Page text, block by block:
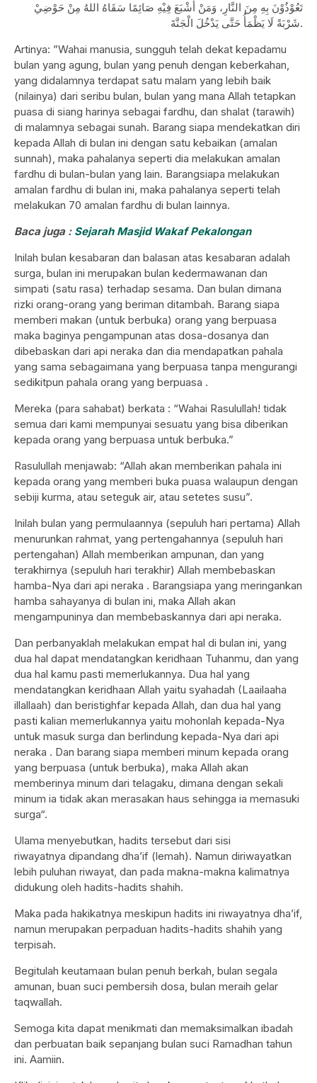
تَعُوْذُوْنَ بِهِ مِنَ النَّارِ، وَمَنْ أَشْبَعَ فِيْهِ صَائِمًا سَقَاهُ اللهُ مِنْ حَوْضِيْ
شَرْبَةً لَا يَظْمَأُ حَتَّى يَدْخُلَ الْجَنَّةَ.
Artinya: ”Wahai manusia, sungguh telah dekat kepadamu
bulan yang agung, bulan yang penuh dengan keberkahan,
yang didalamnya terdapat satu malam yang lebih baik
(nilainya) dari seribu bulan, bulan yang mana Allah tetapkan
puasa di siang harinya sebagai fardhu, dan shalat (tarawih)
di malamnya sebagai sunah. Barang siapa mendekatkan diri
kepada Allah di bulan ini dengan satu kebaikan (amalan
sunnah), maka pahalanya seperti dia melakukan amalan
fardhu di bulan-bulan yang lain. Barangsiapa melakukan
amalan fardhu di bulan ini, maka pahalanya seperti telah
melakukan 70 amalan fardhu di bulan lainnya.
Baca juga : Sejarah Masjid Wakaf Pekalongan
Inilah bulan kesabaran dan balasan atas kesabaran adalah
surga, bulan ini merupakan bulan kedermawanan dan
simpati (satu rasa) terhadap sesama. Dan bulan dimana
rizki orang-orang yang beriman ditambah. Barang siapa
memberi makan (untuk berbuka) orang yang berpuasa
maka baginya pengampunan atas dosa-dosanya dan
dibebaskan dari api neraka dan dia mendapatkan pahala
yang sama sebagaimana yang berpuasa tanpa mengurangi
sedikitpun pahala orang yang berpuasa .
Mereka (para sahabat) berkata : “Wahai Rasulullah! tidak
semua dari kami mempunyai sesuatu yang bisa diberikan
kepada orang yang berpuasa untuk berbuka.”
Rasulullah menjawab: “Allah akan memberikan pahala ini
kepada orang yang memberi buka puasa walaupun dengan
sebiji kurma, atau seteguk air, atau setetes susu”.
Inilah bulan yang permulaannya (sepuluh hari pertama) Allah
menurunkan rahmat, yang pertengahannya (sepuluh hari
pertengahan) Allah memberikan ampunan, dan yang
terakhirnya (sepuluh hari terakhir) Allah membebaskan
hamba-Nya dari api neraka . Barangsiapa yang meringankan
hamba sahayanya di bulan ini, maka Allah akan
mengampuninya dan membebaskannya dari api neraka.
Dan perbanyaklah melakukan empat hal di bulan ini, yang
dua hal dapat mendatangkan keridhaan Tuhanmu, dan yang
dua hal kamu pasti memerlukannya. Dua hal yang
mendatangkan keridhaan Allah yaitu syahadah (Laailaaha
illallaah) dan beristighfar kepada Allah, dan dua hal yang
pasti kalian memerlukannya yaitu mohonlah kepada-Nya
untuk masuk surga dan berlindung kepada-Nya dari api
neraka . Dan barang siapa memberi minum kepada orang
yang berpuasa (untuk berbuka), maka Allah akan
memberinya minum dari telagaku, dimana dengan sekali
minum ia tidak akan merasakan haus sehingga ia memasuki
surga“.
Ulama menyebutkan, hadits tersebut dari sisi
riwayatnya dipandang dha’if (lemah). Namun diriwayatkan
lebih puluhan riwayat, dan pada makna-makna kalimatnya
didukung oleh hadits-hadits shahih.
Maka pada hakikatnya meskipun hadits ini riwayatnya dha’if,
namun merupakan perpaduan hadits-hadits shahih yang
terpisah.
Begitulah keutamaan bulan penuh berkah, bulan segala
amunan, buan suci pembersih dosa, bulan meraih gelar
taqwallah.
Semoga kita dapat menikmati dan memaksimalkan ibadah
dan perbuatan baik sepanjang bulan suci Ramadhan tahun
ini. Aamiin.